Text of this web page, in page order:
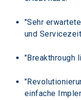
"Sehr
und
"Breakthrough
einfache